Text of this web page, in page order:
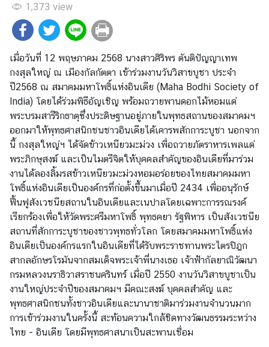
น
ก
สุ
ล
ใ
ห
ญ่
ข่
า
ว
ส
า
ร
/
กิ
จ
ก
ร
ร
ม
1,373 view
เมื่อวันที่ 12 พฤษภาคม 2568 นางสาวศิริพร ตันติปัญญาเทพ
กงสุลใหญ่ ณ เมืองกัลกัตตา เข้าร่วมงานวันวิสาขบูชา ประจำ
ปี2568 ณ สมาคมมหาโพธิ์แห่งอินเดีย (Maha Bodhi Society of
India) โดยได้ร่วมพิธีอัญเชิญ พร้อมถวายพานดอกไม้หอมแด่
พระบรมสารีริกธาตุซึ่งประดิษฐานอยู่ภายในพุทธสถานของสมาคมฯ
ออกมาให้พุทธศาสนิกชนชาวอินเดียได้เคารพสักการะบูชา นอกจาก
นี้ กงสุลใหญ่ฯ ได้จัดข้าวเหนียวมะม่วง เพื่อถวายภัตราหารเพลแด่
พระภิกษุสงฆ์ และเป็นไมตรีจิตให้บุคคลสำคัญของอินเดียที่มาร่วม
งานได้ลองลิ้มรสข้าวเหนียวมะม่วงหอมอร่อยของไทยสมาคมมหา
โพธิ์แห่งอินเดียเป็นองค์กรที่ก่อตั้งขึ้นมาเมื่อปี 2434 เพื่ออนุรักษ์
ฟื้นฟูสังเวชนียสถานในอินเดียและเนปาลโดยเฉพาะการรณรงค์
เรียกร้องเพื่อให้วัดพระศรีมหาโพธิ์ พุทธคยา รัฐพิหาร เป็นสังเวชนีย
สถานที่สักการะบูชาของชาวพุทธทั่วโลก โดยสมาคมมหาโพธิ์แห่ง
อินเดียเป็นองค์กรแรกในอินเดียที่ได้รับพระราชทานพระไตรปิฎก
สากลอักษรโรมันจากสมเด็จพระเจ้าพี่นางเธอ เจ้าฟ้ากัลยาณิวัฒนา
กรมหลวงนราธิวาสราชนครินทร์ เมื่อปี 2550 งานวันวิสาขบูชาเป็น
งานใหญ่ประจำปีของสมาคมฯ มีคณะสงฆ์ บุคคลสำคัญ และ
พุทธศาสนิกชนทั้งชาวอินเดียและนานาชาติมาร่วมงานจำนวนมาก
การเข้าร่วมงานในครั้งนี้ สะท้อนความใกล้ชิดทางวัฒนธรรมระหว่าง
ไทย - อินเดีย โดยมีพุทธศาสนาเป็นสะพานเชื่อม